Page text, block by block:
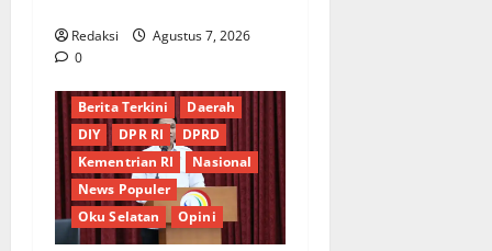
Redaksi
Agustus 7, 2026
0
Berita Terkini
Daerah
DIY
DPR RI
DPRD
Kementrian RI
Nasional
News Populer
Oku Selatan
Opini